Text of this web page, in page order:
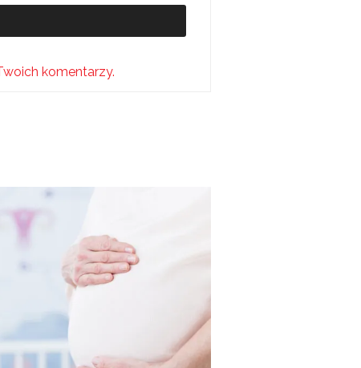
komentarzy.